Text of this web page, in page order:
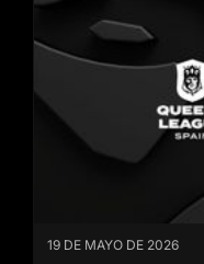
19 DE MAYO DE 2026